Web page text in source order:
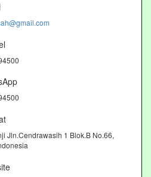
Jln.Cendrawasih 1 Blok.B No.66,